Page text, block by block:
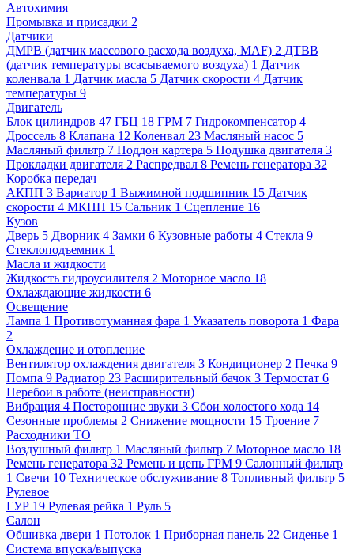
Автохимия
Промывка и присадки 2
Датчики
ДМРВ (датчик массового расхода воздуха, MAF) 2 ДТВВ
(датчик температуры всасываемого воздуха) 1 Датчик
коленвала 1 Датчик масла 5 Датчик скорости 4 Датчик
температуры 9
Двигатель
Блок цилиндров 47 ГБЦ 18 ГРМ 7 Гидрокомпенсатор 4
Дроссель 8 Клапана 12 Коленвал 23 Масляный насос 5
Масляный фильтр 7 Поддон картера 5 Подушка двигателя 3
Прокладки двигателя 2 Распредвал 8 Ремень генератора 32
Коробка передач
АКПП 3 Вариатор 1 Выжимной подшипник 15 Датчик
скорости 4 МКПП 15 Сальник 1 Сцепление 16
Кузов
Дверь 5 Дворник 4 Замки 6 Кузовные работы 4 Стекла 9
Стеклоподъемник 1
Масла и жидкости
Жидкость гидроусилителя 2 Моторное масло 18
Охлаждающие жидкости 6
Освещение
Лампа 1 Противотуманная фара 1 Указатель поворота 1 Фара
2
Охлаждение и отопление
Вентилятор охлаждения двигателя 3 Кондиционер 2 Печка 9
Помпа 9 Радиатор 23 Расширительный бачок 3 Термостат 6
Перебои в работе (неисправности)
Вибрация 4 Посторонние звуки 3 Сбои холостого хода 14
Сезонные проблемы 2 Снижение мощности 15 Троение 7
Расходники ТО
Воздушный фильтр 1 Масляный фильтр 7 Моторное масло 18
Ремень генератора 32 Ремень и цепь ГРМ 9 Салонный фильтр
1 Свечи 10 Техническое обслуживание 8 Топливный фильтр 5
Рулевое
ГУР 19 Рулевая рейка 1 Руль 5
Салон
Обшивка двери 1 Потолок 1 Приборная панель 22 Сиденье 1
Система впуска/выпуска